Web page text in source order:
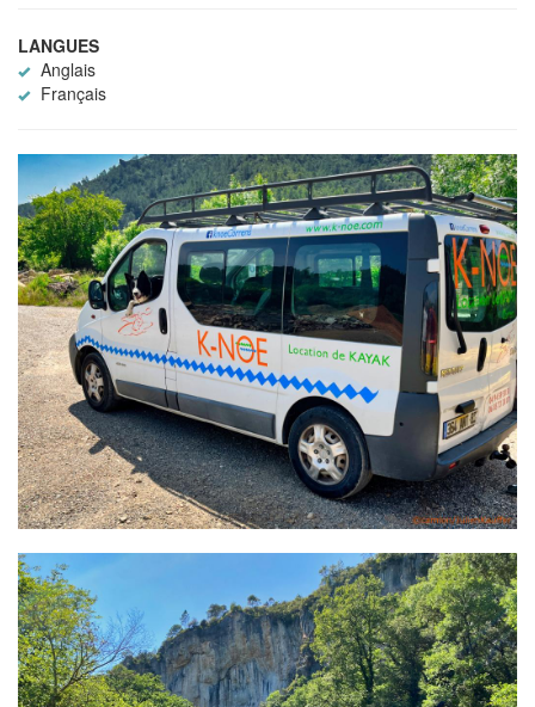
LANGUES
Anglais
Français